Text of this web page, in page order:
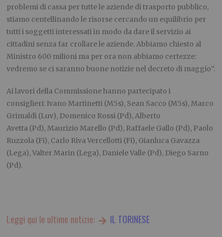
problemi di cassa per tutte le aziende di trasporto pubblico,
stiamo centellinando le risorse cercando un equilibrio per
tutti i soggetti interessati in modo da dare il servizio ai
cittadini senza far crollare le aziende. Abbiamo chiesto al
Ministro 600 milioni ma per ora non abbiamo certezze:
vedremo se ci saranno buone notizie nel decreto di maggio”.
Ai lavori della Commissione hanno partecipato i
consiglieri: Ivano Martinetti (M5s), Sean Sacco (M5s), Marco
Grimaldi (Luv), Domenico Rossi (Pd), Alberto
Avetta (Pd), Maurizio Marello (Pd), Raffaele Gallo (Pd), Paolo
Ruzzola (Fi), Carlo Riva Vercellotti (Fi), Gianluca Gavazza
(Lega), Valter Marin (Lega), Daniele Valle (Pd), Diego Sarno
(Pd).
Leggi qui le ultime notizie: IL TORINESE